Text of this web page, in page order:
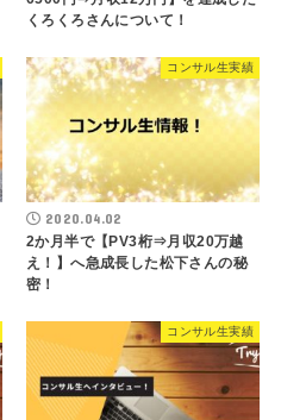
くろくろさんについて！
コンサル生実績
2020.04.02
2か月半で【PV3桁⇒月収20万越
え！】へ急成長した松下さんの秘
密！
コンサル生実績